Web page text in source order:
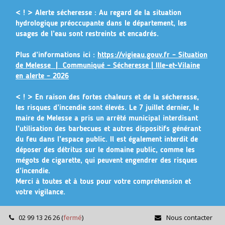
< ! > Alerte sécheresse : Au regard de la situation
hydrologique préoccupante dans le département, les
usages de l’eau sont restreints et encadrés.
Plus d’informations ici : https://vigieau.gouv.fr – Situation
de Melesse | Communiqué – Sécheresse | Ille-et-Vilaine
en alerte – 2026
< ! > En raison des fortes chaleurs et de la sécheresse,
les risques d’incendie sont élevés. Le 7 juillet dernier, le
maire de Melesse a pris un arrêté municipal interdisant
l’utilisation des barbecues et autres dispositifs générant
du feu dans l’espace public. Il est également interdit de
déposer des détritus sur le domaine public, comme les
mégots de cigarette, qui peuvent engendrer des risques
d’incendie.
Merci à toutes et à tous pour votre compréhension et
votre vigilance.
02 99 13 26 26(fermé) Nous contacter